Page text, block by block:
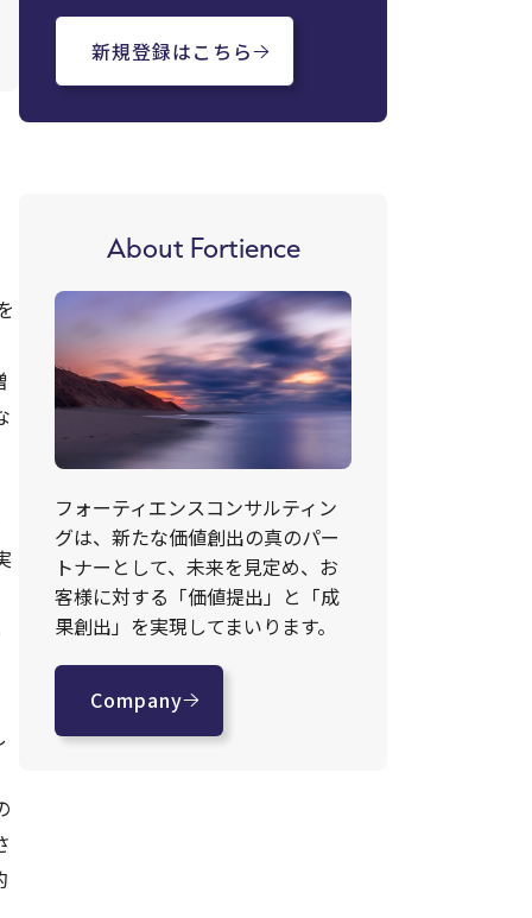
新規登録はこちら
About Fortience
フォーティエンスコンサルティン
グは、新たな価値創出の真のパー
トナーとして、未来を見定め、お
客様に対する「価値提出」と「成
果創出」を実現してまいります。
Company